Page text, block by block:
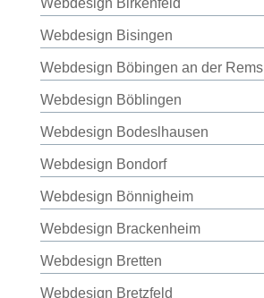
Webdesign Birkenfeld
Webdesign Bisingen
Webdesign Böbingen an der Rems
Webdesign Böblingen
Webdesign Bodeslhausen
Webdesign Bondorf
Webdesign Bönnigheim
Webdesign Brackenheim
Webdesign Bretten
Webdesign Bretzfeld